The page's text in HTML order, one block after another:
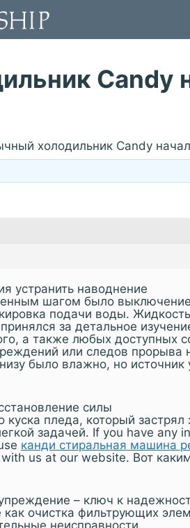
Candy
холодильник Candy
устранить наводнение
шагом было
подачи воды.
за детальное
а также любых доступных
или следов прорыва
было влажно, но источник
силы
пледа, который застрял
задачей. If you have any
канди стиральная машина
us at our website. Вот
– ключ к
очистка фильтрующих
неисправности.